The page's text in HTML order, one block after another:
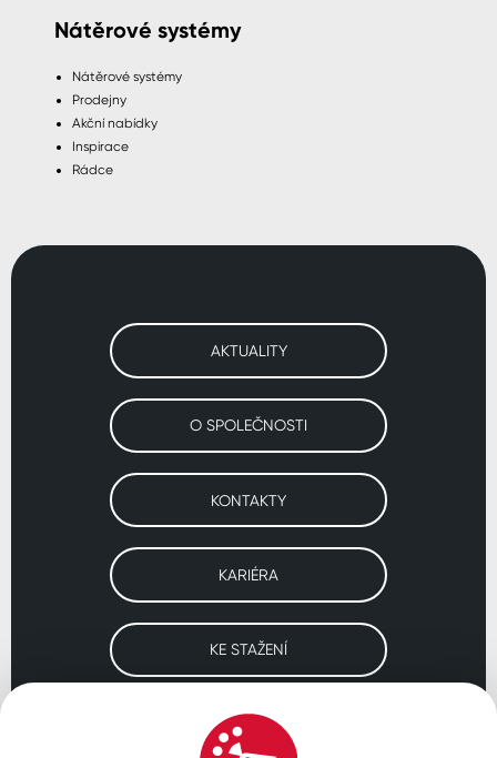
Nátěrové systémy
Nátěrové systémy
Prodejny
Akční nabídky
Inspirace
Rádce
AKTUALITY
O SPOLEČNOSTI
KONTAKTY
KARIÉRA
KE STAŽENÍ
Navštivte naše pobočky